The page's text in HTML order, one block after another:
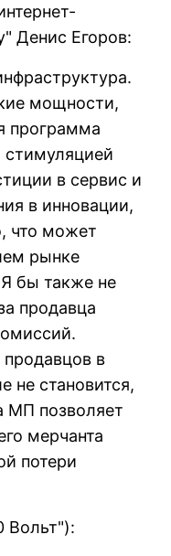
Денис Егоров:
мощности,
программа
в сервис и
в инновации,
что может
рынке
Я бы также не
продавца
продавцов в
не становится,
МП позволяет
мерчанта
потери
Вольт"):